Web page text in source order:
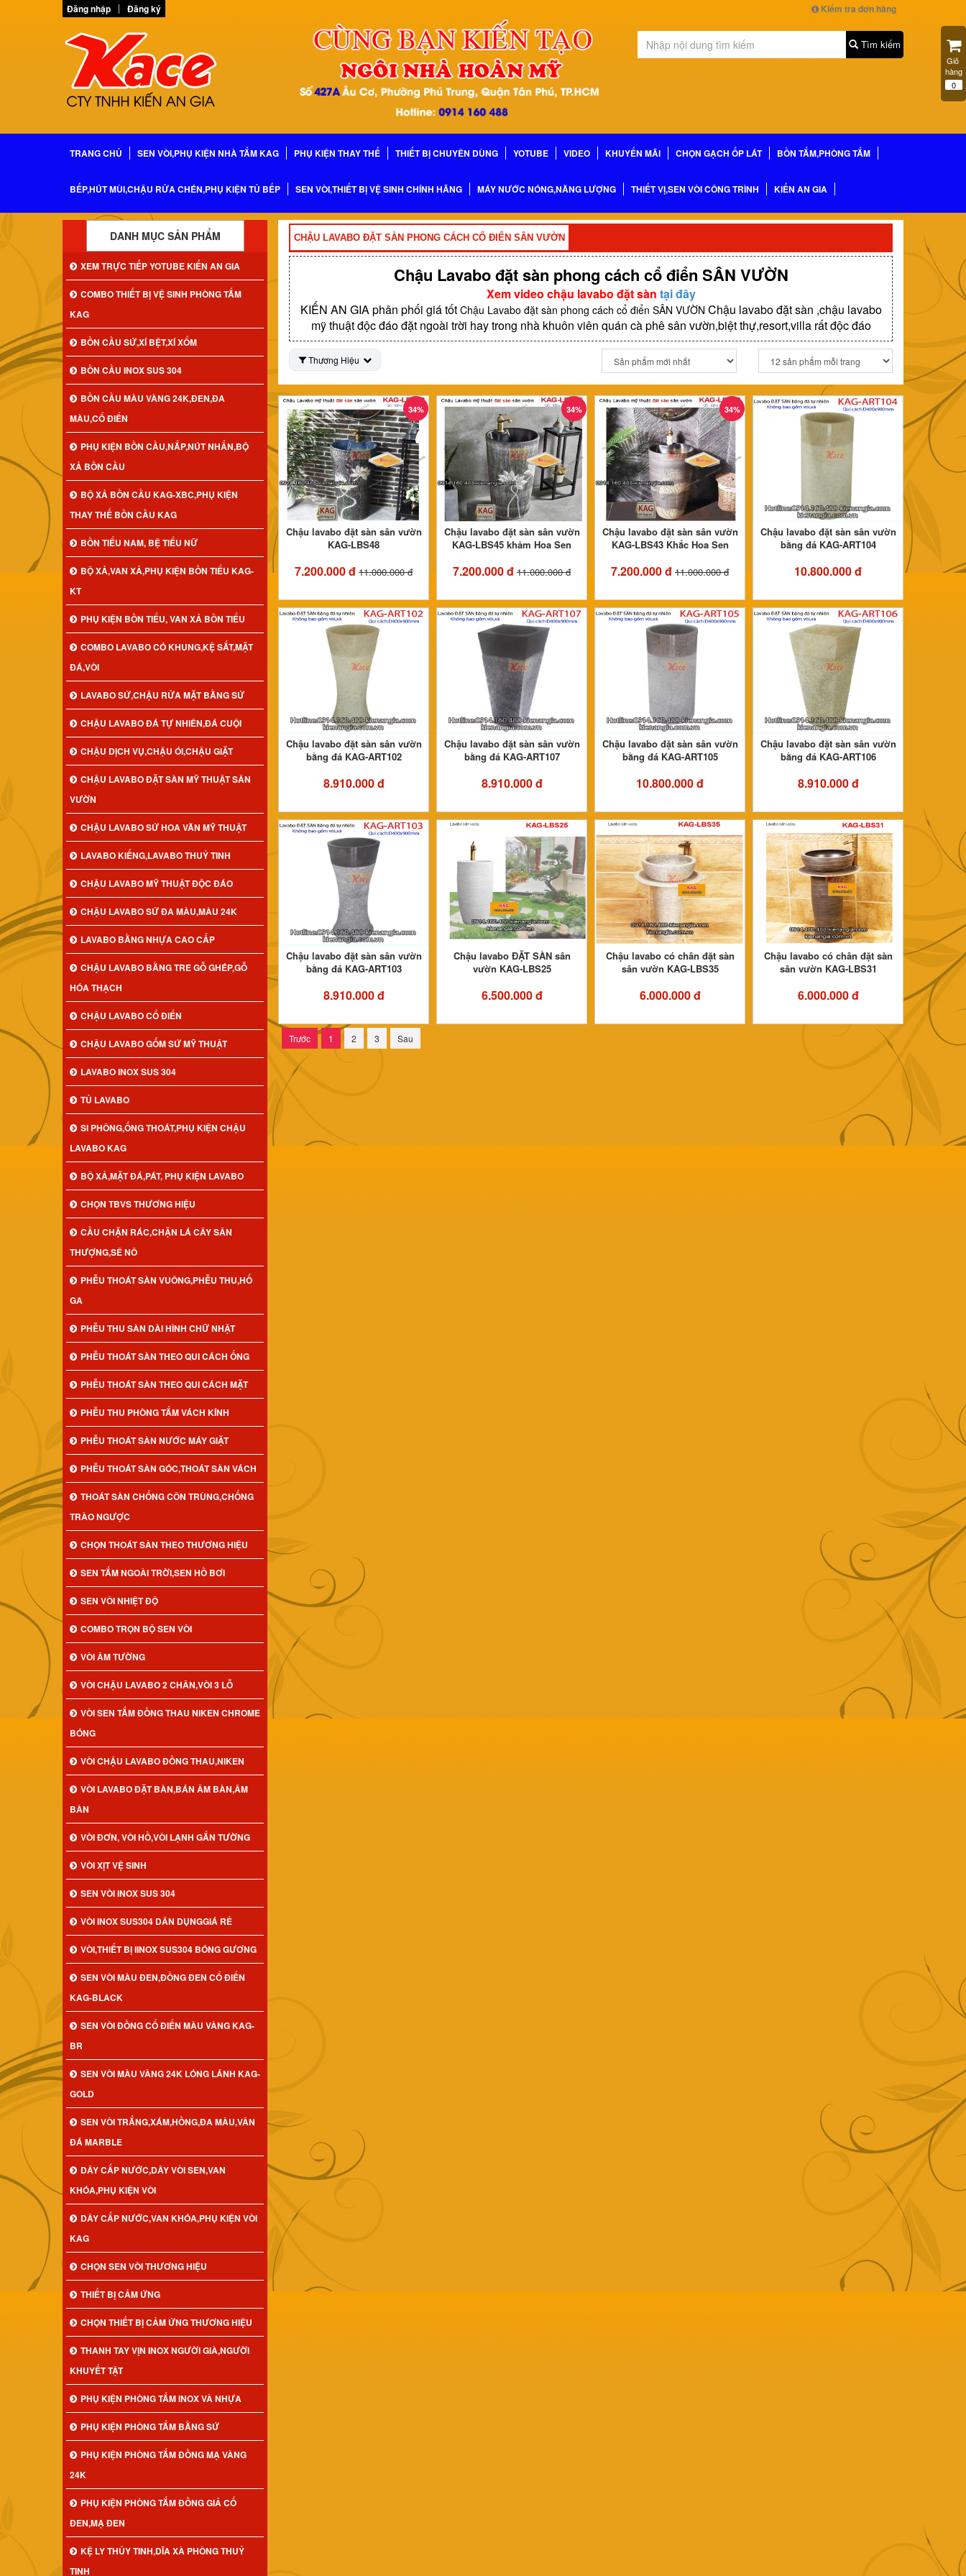
Đăng nhập Đăng ký Kiểm tra đơn hàng
Tìm kiếm
TRANG CHỦ SEN VÒI,PHỤ KIỆN NHÀ TẮM KAG PHỤ KIỆN THAY THẾ THIẾT BỊ CHUYÊN DÙNG YOTUBE VIDEO KHUYẾN MÃI CHỌN GẠCH ỐP LÁT BỒN TẮM,PHÒNG TẮM
BẾP,HÚT MÙI,CHẬU RỬA CHÉN,PHỤ KIỆN TỦ BẾP SEN VÒI,THIẾT BỊ VỆ SINH CHÍNH HÃNG MÁY NƯỚC NÓNG,NĂNG LƯỢNG THIẾT VỊ,SEN VÒI CÔNG TRÌNH KIẾN AN GIA
DANH MỤC SẢN PHẨM
XEM TRỰC TIẾP YOTUBE KIẾN AN GIA
COMBO THIẾT BỊ VỆ SINH PHÒNG TẮM
KAG
BỒN CẦU SỨ,XÍ BỆT,XÍ XỔM
BỒN CẦU INOX SUS 304
BỒN CẦU MÀU VÀNG 24K,ĐEN,ĐA
MÀU,CỔ ĐIỂN
PHỤ KIỆN BỒN CẦU,NẮP,NÚT NHẤN,BỘ
XẢ BỒN CẦU
BỘ XẢ BỒN CẦU KAG-XBC,PHỤ KIỆN
THAY THẾ BỒN CẦU KAG
BỒN TIỂU NAM, BỆ TIỂU NỮ
BỘ XẢ,VAN XẢ,PHỤ KIỆN BỒN TIỂU KAG-
KT
PHỤ KIỆN BỒN TIỂU, VAN XẢ BỒN TIỂU
COMBO LAVABO CÓ KHUNG,KỆ SẮT,MẶT
ĐÁ,VÒI
LAVABO SỨ,CHẬU RỬA MẶT BẰNG SỨ
CHẬU LAVABO ĐÁ TỰ NHIÊN,ĐÁ CUỘI
CHẬU DỊCH VỤ,CHẬU ÓI,CHẬU GIẶT
CHẬU LAVABO ĐẶT SÀN MỸ THUẬT SÂN
VƯỜN
CHẬU LAVABO SỨ HOA VĂN MỸ THUẬT
LAVABO KIẾNG,LAVABO THUỶ TINH
CHẬU LAVABO MỸ THUẬT ĐỘC ĐÁO
CHẬU LAVABO SỨ ĐA MÀU,MÀU 24K
LAVABO BẰNG NHỰA CAO CẤP
CHẬU LAVABO BẰNG TRE GỖ GHÉP,GỖ
HÓA THẠCH
CHẬU LAVABO CỔ ĐIỂN
CHẬU LAVABO GỐM SỨ MỸ THUẬT
LAVABO INOX SUS 304
TỦ LAVABO
SI PHÔNG,ỐNG THOÁT,PHỤ KIỆN CHẬU
LAVABO KAG
BỘ XẢ,MẶT ĐÁ,PÁT, PHỤ KIỆN LAVABO
CHỌN TBVS THƯƠNG HIỆU
CẦU CHẶN RÁC,CHẶN LÁ CÂY SÂN
THƯỢNG,SÊ NÔ
PHỄU THOÁT SÀN VUÔNG,PHỄU THU,HỐ
GA
PHỄU THU SÀN DÀI HÌNH CHỮ NHẬT
PHỄU THOÁT SÀN THEO QUI CÁCH ỐNG
PHỄU THOÁT SÀN THEO QUI CÁCH MẶT
PHỄU THU PHÒNG TẮM VÁCH KÍNH
PHỄU THOÁT SÀN NƯỚC MÁY GIẶT
PHỄU THOÁT SÀN GÓC,THOÁT SÀN VÁCH
THOÁT SÀN CHỐNG CÔN TRÙNG,CHỐNG
TRÀO NGƯỢC
CHỌN THOÁT SÀN THEO THƯƠNG HIỆU
SEN TẮM NGOÀI TRỜI,SEN HỒ BƠI
SEN VÒI NHIỆT ĐỘ
COMBO TRỌN BỘ SEN VÒI
VÒI ÂM TƯỜNG
VÒI CHẬU LAVABO 2 CHÂN,VÒI 3 LỖ
VÒI SEN TẮM ĐỒNG THAU NIKEN CHROME
BÓNG
VÒI CHẬU LAVABO ĐỒNG THAU,NIKEN
VÒI LAVABO ĐẶT BÀN,BÁN ÂM BÀN,ÂM
BÀN
VÒI ĐƠN, VÒI HỒ,VÒI LẠNH GẮN TƯỜNG
VÒI XỊT VỆ SINH
SEN VÒI INOX SUS 304
VÒI INOX SUS304 DÂN DỤNGGIÁ RẺ
VÒI,THIẾT BỊ IINOX SUS304 BÓNG GƯƠNG
SEN VÒI MÀU ĐEN,ĐỒNG ĐEN CỔ ĐIỂN
KAG-BLACK
SEN VÒI ĐỒNG CỔ ĐIỂN MÀU VÀNG KAG-
BR
SEN VÒI MÀU VÀNG 24K LÓNG LÁNH KAG-
GOLD
SEN VÒI TRẮNG,XÁM,HỒNG,ĐA MÀU,VÂN
ĐÁ MARBLE
DÂY CẤP NƯỚC,DÂY VÒI SEN,VAN
KHÓA,PHỤ KIỆN VÒI
DÂY CẤP NƯỚC,VAN KHÓA,PHỤ KIỆN VÒI
KAG
CHỌN SEN VÒI THƯƠNG HIỆU
THIẾT BỊ CẢM ỨNG
CHỌN THIẾT BỊ CẢM ỨNG THƯƠNG HIỆU
THANH TAY VỊN INOX NGƯỜI GIÀ,NGƯỜI
KHUYẾT TẬT
PHỤ KIỆN PHÒNG TẮM INOX VÀ NHỰA
PHỤ KIỆN PHÒNG TẮM BẰNG SỨ
PHỤ KIỆN PHÒNG TẮM ĐỒNG MẠ VÀNG
24K
PHỤ KIỆN PHÒNG TẮM ĐỒNG GIẢ CỔ
ĐEN,MẠ ĐEN
KỆ LY THỦY TINH,DĨA XÀ PHÒNG THUỶ
TINH
CHẬU LAVABO ĐẶT SÀN PHONG CÁCH CỔ ĐIỂN SÂN VƯỜN
Chậu Lavabo đặt sàn phong cách cổ điển SÂN VƯỜN
Xem video chậu lavabo đặt sàn tại đây
KIẾN AN GIA phân phối giá tốt Chậu Lavabo đặt sàn phong cách cổ điển SÂN VƯỜN Chậu lavabo đặt sàn ,chậu lavabo
mỹ thuật độc đáo đặt ngoài trời hay trong nhà khuôn viên quán cà phê sân vườn,biệt thự,resort,villa rất độc đáo
Thương Hiệu
34%
Chậu lavabo đặt sàn sân vườn
KAG-LBS48
7.200.000 đ 11.000.000 đ
34%
Chậu lavabo đặt sàn sân vườn
KAG-LBS45 khảm Hoa Sen
7.200.000 đ 11.000.000 đ
34%
Chậu lavabo đặt sàn sân vườn
KAG-LBS43 Khắc Hoa Sen
7.200.000 đ 11.000.000 đ
Chậu lavabo đặt sàn sân vườn
bằng đá KAG-ART104
10.800.000 đ
Chậu lavabo đặt sàn sân vườn
bằng đá KAG-ART102
8.910.000 đ
Chậu lavabo đặt sàn sân vườn
bằng đá KAG-ART107
8.910.000 đ
Chậu lavabo đặt sàn sân vườn
bằng đá KAG-ART105
10.800.000 đ
Chậu lavabo đặt sàn sân vườn
bằng đá KAG-ART106
8.910.000 đ
Chậu lavabo đặt sàn sân vườn
bằng đá KAG-ART103
8.910.000 đ
Chậu lavabo ĐẶT SÀN sân
vườn KAG-LBS25
6.500.000 đ
Chậu lavabo có chân đặt sàn
sân vườn KAG-LBS35
6.000.000 đ
Chậu lavabo có chân đặt sàn
sân vườn KAG-LBS31
6.000.000 đ
Trước 1 2 3 Sau
Giỏ
hàng
0